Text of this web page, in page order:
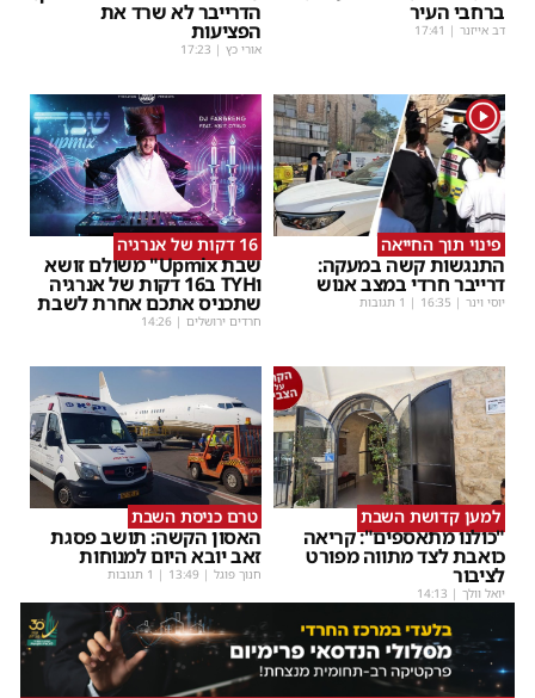
ברחבי העיר
דב אייזנר |
17:41
הדרייבר לא שרד את
הפציעות
אורי כץ |
17:23
1
פינוי תוך החייאה
התנגשות קשה במעקה:
דרייבר חרדי במצב אנוש
יוסי וינר |
16:35 | 1 תגובות
16 דקות של אנרגיה
שבת Upmix" משולם זושא
וTYH ב16 דקות של אנרגיה
שתכניס אתכם אחרת לשבת
חרדים ירושלים |
14:26
למען קדושת השבת
"כולנו מתאספים": קריאה
כואבת לצד מתווה מפורט
לציבור
יואל וולך |
14:13
טרם כניסת השבת
האסון הקשה: תושב פסגת
זאב יובא היום למנוחות
חנוך פוגל |
13:49 | 1 תגובות